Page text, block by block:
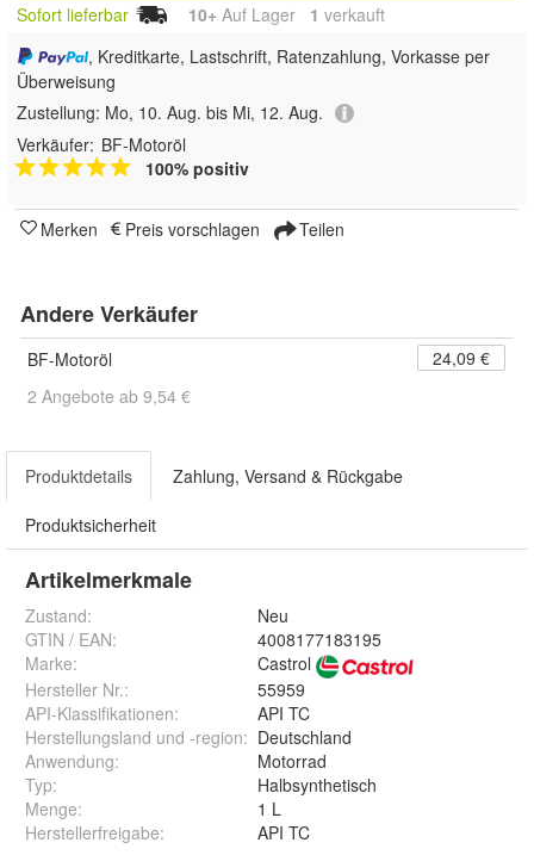
Sofort lieferbar 10+ Auf Lager 1 verkauft
, Kreditkarte, Lastschrift, Ratenzahlung, Vorkasse per
Überweisung
Zustellung: Mo, 10. Aug. bis Mi, 12. Aug.
Verkäufer: BF-Motoröl
100% positiv
Merken Preis vorschlagen Teilen
Andere Verkäufer
BF-Motoröl
24,09 €
2 Angebote ab 9,54 €
Produktdetails Zahlung, Versand & Rückgabe
Produktsicherheit
Artikelmerkmale
Zustand:
Neu
GTIN / EAN:
4008177183195
Marke:
Castrol
Hersteller Nr.:
55959
API-Klassifikationen:
API TC
Herstellungsland und -region: Deutschland
Anwendung:
Motorrad
Typ:
Halbsynthetisch
Menge:
1 L
Herstellerfreigabe: API TC